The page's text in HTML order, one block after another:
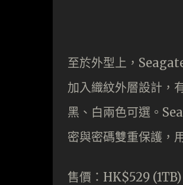
至於外型上，
加入織紋外層設計，
黑、白兩色可選。
密與密碼雙重保護，
售價：HK$529